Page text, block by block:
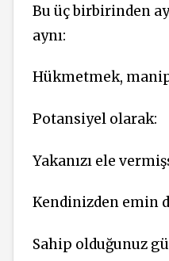
Bu üç birbirinden
aynı:
Hükmetmek,
Potansiyel olarak:
Yakanızı ele
Kendinizden emin
Sahip olduğunuz